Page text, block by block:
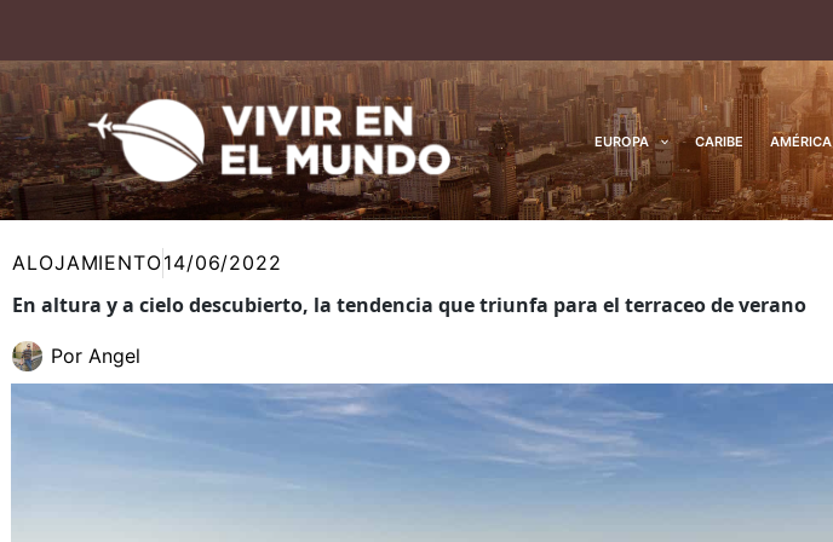
contenido
EUROPA CARIBE AMÉRICA
ALOJAMIENTO14/06/2022
En altura y a cielo descubierto, la tendencia que triunfa para el terraceo de verano
Por Angel